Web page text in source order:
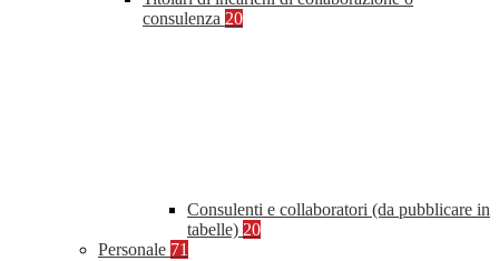
consulenza 20
Consulenti e collaboratori (da pubblicare in
tabelle) 20
Personale 71